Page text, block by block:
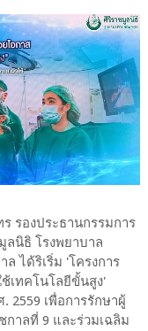
รองประธานกรรมการ
ลนิธิ โรงพยาบาล
ได้ริเริ่ม 'โครงการ
เทคโนโลยีขั้นสูง'
2559 เพื่อการรักษาผู้
าลที่ 9 และร่วมเฉลิม